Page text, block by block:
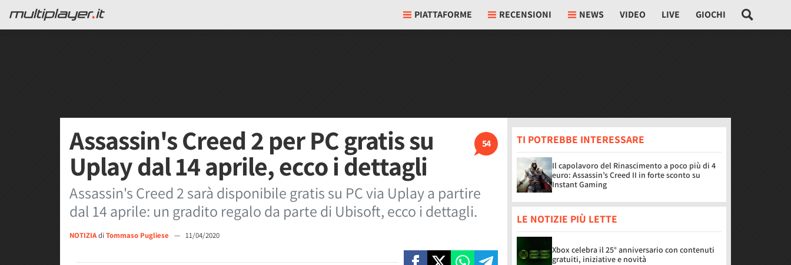
PIATTAFORME RECENSIONI NEWS VIDEO LIVE GIOCHI
54
Assassin's Creed 2 per PC gratis su
Uplay dal 14 aprile, ecco i dettagli
Assassin's Creed 2 sarà disponibile gratis su PC via Uplay a partire
dal 14 aprile: un gradito regalo da parte di Ubisoft, ecco i dettagli.
NOTIZIAdi Tommaso Pugliese — 11/04/2020
TI POTREBBE INTERESSARE
Il capolavoro del Rinascimento a poco più di 4
euro: Assassin’s Creed II in forte sconto su
Instant Gaming
LE NOTIZIE PIÙ LETTE
Xbox celebra il 25° anniversario con contenuti
gratuiti, iniziative e novità